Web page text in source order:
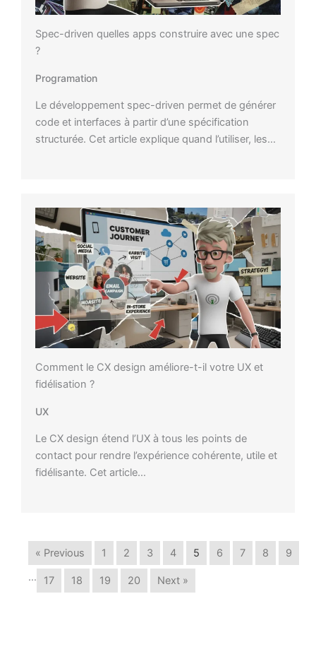
Spec-driven quelles apps construire avec une spec
?
Programation
Le développement spec-driven permet de générer
code et interfaces à partir d’une spécification
structurée. Cet article explique quand l’utiliser, les…
Comment le CX design améliore-t-il votre UX et
fidélisation ?
UX
Le CX design étend l’UX à tous les points de
contact pour rendre l’expérience cohérente, utile et
fidélisante. Cet article…
« Previous 1 2 3 4 5 6 7 8
9
…
17 18 19 20 Next »